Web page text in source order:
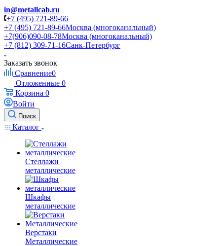
in@metallcab.ru
+7 (495) 721-89-66
+7 (495) 721-89-66Москва (многоканальный)
+7(906)090-08-78Москва (многоканальный)
+7 (812) 309-71-16Санк-Петербург
Заказать звонок
Сравнение0
Отложенные 0
Корзина 0
Войти
Поиск
Каталог
Стеллажи
металлические
Шкафы
металлические
Верстаки
Металлические